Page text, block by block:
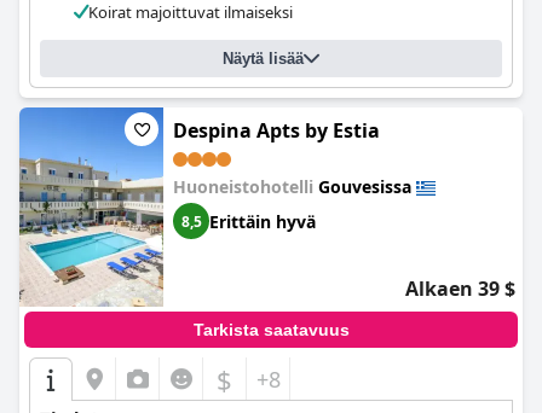
Koirat majoittuvat ilmaiseksi
Näytä lisää
Despina Apts by Estia
Huoneistohotelli Gouvesissa
8,5 Erittäin hyvä
Alkaen 39 $
Tarkista saatavuus
$ +8